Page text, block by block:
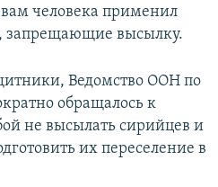
человека применил
запрещающие высылку.
Ведомство ООН по
обращалось к
не высылать сирийцев и
их переселение в